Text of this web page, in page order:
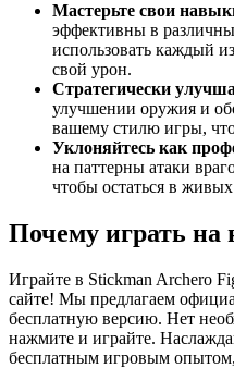
Мастерьте свои
эффективны в
использовать каждый
свой урон.
Стратегически
улучшении оружия и
вашему стилю игры,
Уклоняйтесь как
на паттерны атаки
чтобы остаться в
Почему играть на
Играйте в Stickman Archero
сайте! Мы предлагаем
бесплатную версию. Нет
нажмите и играйте.
бесплатным игровым